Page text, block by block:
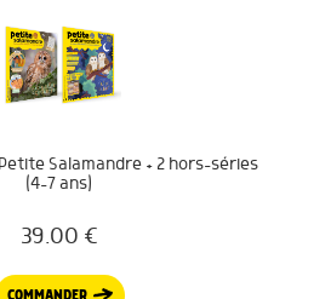
Salamandre + 2 hors-séries
(4-7 ans)
39.00 €